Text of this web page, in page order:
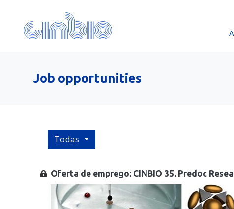
Job opportunities
Todas
Oferta de emprego: CINBIO 35. Predoc